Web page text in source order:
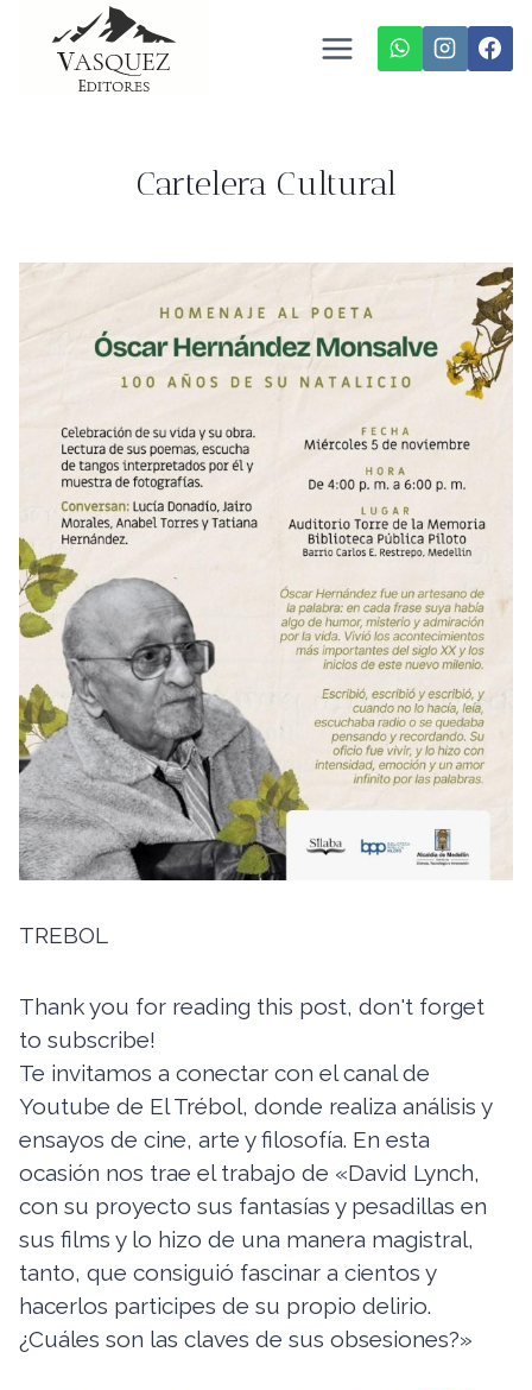
contenido
Cartelera Cultural
TREBOL
Thank you for reading this post, don't forget
to subscribe!
Te invitamos a conectar con el canal de
Youtube de El Trébol, donde realiza análisis y
ensayos de cine, arte y filosofía. En esta
ocasión nos trae el trabajo de «David Lynch,
con su proyecto sus fantasías y pesadillas en
sus films y lo hizo de una manera magistral,
tanto, que consiguió fascinar a cientos y
hacerlos participes de su propio delirio.
¿Cuáles son las claves de sus obsesiones?»